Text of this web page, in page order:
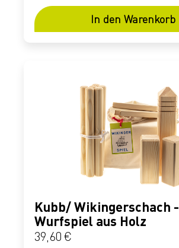
In den Warenkorb
Kubb/ Wikingerschach -
Wurfspiel aus Holz
Regulärer Preis:
39,60 €